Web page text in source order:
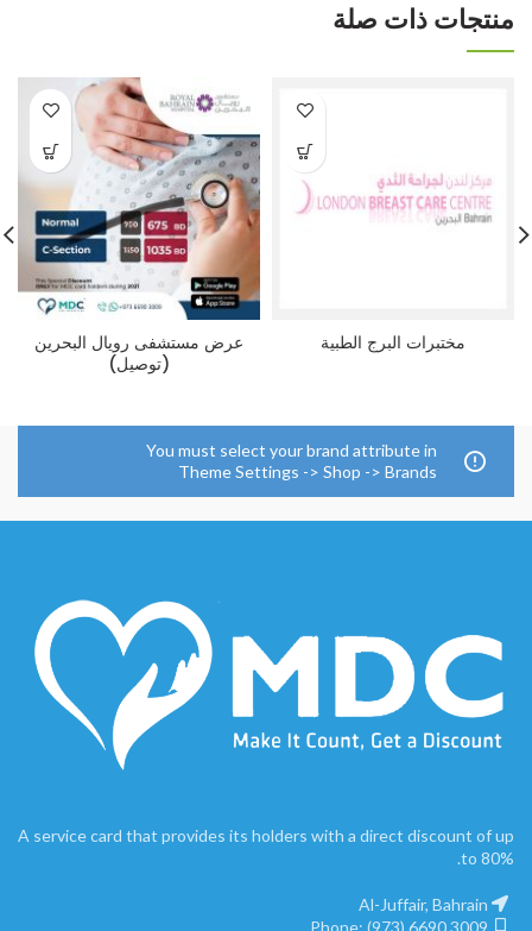
منتجات ذات صلة
مختبرات البرج الطبية
عرض مستشفى رويال البحرين
(توصيل)
You must select your brand attribute in
Theme Settings -> Shop -> Brands
A service card that provides its holders with a direct discount of up
to 80%.